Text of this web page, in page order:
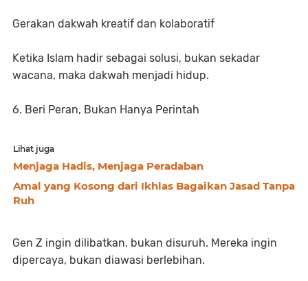
Gerakan dakwah kreatif dan kolaboratif
Ketika Islam hadir sebagai solusi, bukan sekadar
wacana, maka dakwah menjadi hidup.
6. Beri Peran, Bukan Hanya Perintah
Lihat juga
Menjaga Hadis, Menjaga Peradaban
Amal yang Kosong dari Ikhlas Bagaikan Jasad Tanpa
Ruh
Gen Z ingin dilibatkan, bukan disuruh. Mereka ingin
dipercaya, bukan diawasi berlebihan.